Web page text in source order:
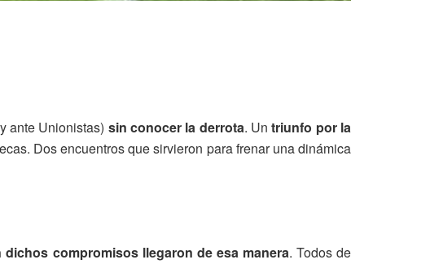
ante Unionistas) sin conocer la derrota. Untriunfo por la
Dos encuentros que sirvieron para frenar una dinámica
compromisos llegaron de esa manera. Todos de